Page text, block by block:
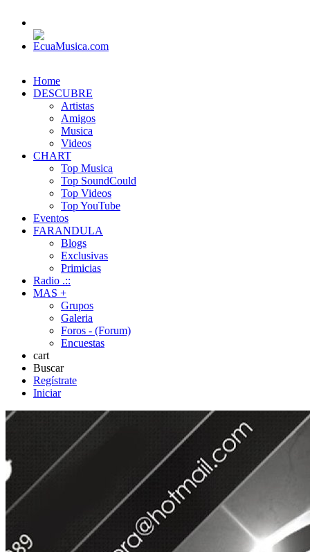
Home
DESCUBRE
Artistas
Amigos
Musica
Videos
CHART
Top Musica
Top SoundCould
Top Videos
Top YouTube
Eventos
FARANDULA
Blogs
Exclusivas
Primicias
Radio .::
MAS +
Grupos
Galeria
Foros - (Forum)
Encuestas
cart
Buscar
Regístrate
Iniciar